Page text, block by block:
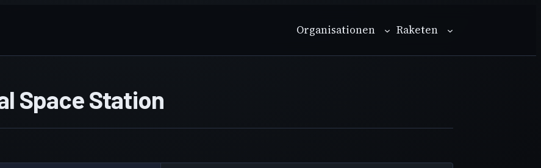
Organisationen Raketen
Space Station